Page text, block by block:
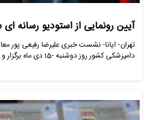
آیین رونمایی از استودیو رسانه
تهران- ایانا- نشست خبری علیرضا رفیعی پور
دامپزشکی کشور روز